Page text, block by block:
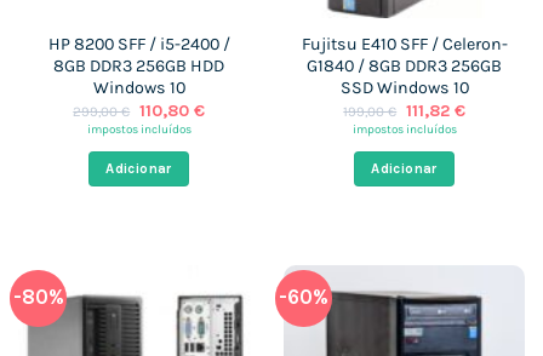
HP 8200 SFF / i5-2400 /
8GB DDR3 256GB HDD
Windows 10
299,00€ O
preço
era:
299,00 €.
110,80 €O
impostos incluídos
Adicionar
Fujitsu E410 SFF / Celeron-
G1840 / 8GB DDR3 256GB
SSD Windows 10
199,00€ O
preço
era:
199,00 €.
111,82 €O
impostos incluídos
Adicionar
-80% -60%